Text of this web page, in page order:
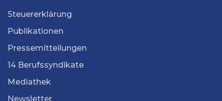
Steuererklärung
Publikationen
Pressemitteilungen
14 Berufssyndikate
Mediathek
Newsletter